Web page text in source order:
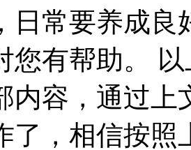
日常要养成良
您有帮助。
内容，通过上
了，相信按照